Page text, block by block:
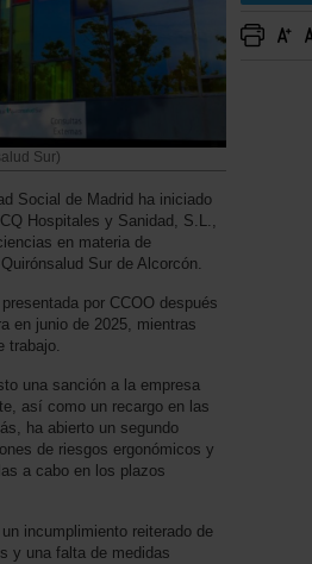
Sur)
Social de Madrid ha iniciado
Hospitales y Sanidad, S.L.,
en materia de
Sur de Alcorcón.
por CCOO después
en junio de 2025, mientras
trabajo.
una sanción a la empresa
así como un recargo en las
ha abierto un segundo
de riesgos ergonómicos y
a cabo en los plazos
incumplimiento reiterado de
y una falta de medidas